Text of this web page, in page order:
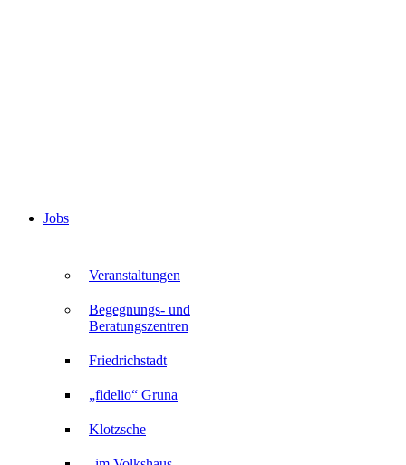
Veranstaltungen
Begegnungs- und
Beratungszentren
Friedrichstadt
„fidelio“ Gruna
Klotzsche
Jobs